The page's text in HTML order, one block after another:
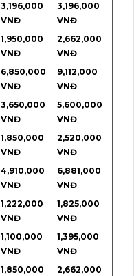
3,196,000
VNĐ
3,196,000
VNĐ
1,950,000
VNĐ
2,662,000
VNĐ
6,850,000
VNĐ
9,112,000
VNĐ
3,650,000
VNĐ
5,600,000
VNĐ
1,850,000
VNĐ
2,520,000
VNĐ
4,910,000
VNĐ
6,881,000
VNĐ
1,222,000
VNĐ
1,825,000
VNĐ
1,100,000
VNĐ
1,395,000
VNĐ
1,850,000
2,662,000